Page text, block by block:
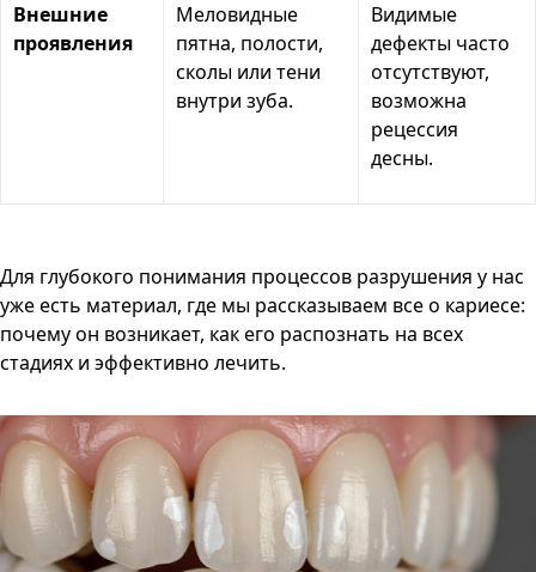
Внешние
проявления
Меловидные
пятна, полости,
сколы или тени
внутри зуба.
Видимые
дефекты часто
отсутствуют,
возможна
рецессия
десны.
Для глубокого понимания процессов разрушения у нас
уже есть материал, где мы рассказываем все о кариесе:
почему он возникает, как его распознать на всех
стадиях и эффективно лечить.